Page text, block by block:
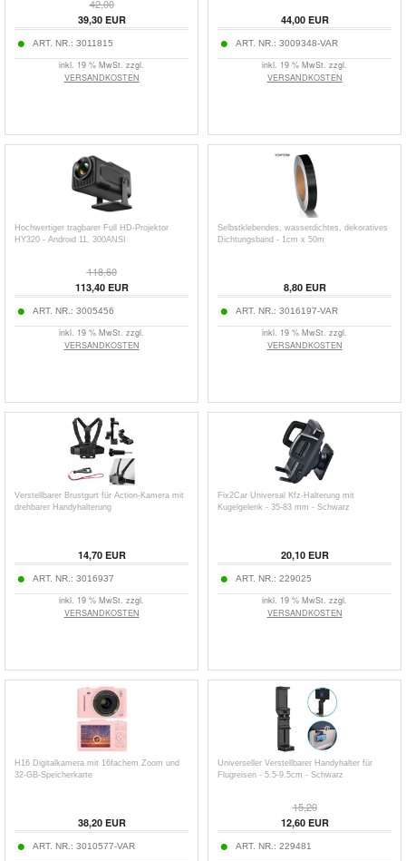
42,00
39,30EUR
ART. NR.: 3011815
inkl. 19 % MwSt. zzgl.
VERSANDKOSTEN
44,00EUR
ART. NR.: 3009348-VAR
inkl. 19 % MwSt. zzgl.
VERSANDKOSTEN
Hochwertiger tragbarer Full HD-Projektor
HY320 - Android 11, 300ANSI
118,60
113,40EUR
ART. NR.: 3005456
inkl. 19 % MwSt. zzgl.
VERSANDKOSTEN
Selbstklebendes, wasserdichtes, dekoratives
Dichtungsband - 1cm x 50m
8,80EUR
ART. NR.: 3016197-VAR
inkl. 19 % MwSt. zzgl.
VERSANDKOSTEN
Verstellbarer Brustgurt für Action-Kamera mit
drehbarer Handyhalterung
14,70EUR
ART. NR.: 3016937
inkl. 19 % MwSt. zzgl.
VERSANDKOSTEN
Fix2Car Universal Kfz-Halterung mit
Kugelgelenk - 35-83 mm - Schwarz
20,10EUR
ART. NR.: 229025
inkl. 19 % MwSt. zzgl.
VERSANDKOSTEN
H16 Digitalkamera mit 16fachem Zoom und
32-GB-Speicherkarte
38,20EUR
ART. NR.: 3010577-VAR
Universeller Verstellbarer Handyhalter für
Flugreisen - 5.5-9.5cm - Schwarz
15,20
12,60EUR
ART. NR.: 229481